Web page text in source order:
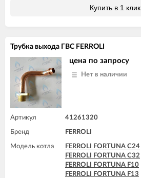
FERROLI VITABEL F24
Купить в 1 клик
Трубка выхода ГВС FERROLI
цена по запросу
Нет в наличии
Артикул 41261320
Бренд FERROLI
Модель котла
FERROLI FORTUNA C24
FERROLI FORTUNA C32
FERROLI FORTUNA F10
FERROLI FORTUNA F13